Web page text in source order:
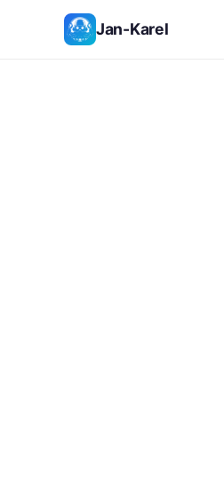
Jan-Karel